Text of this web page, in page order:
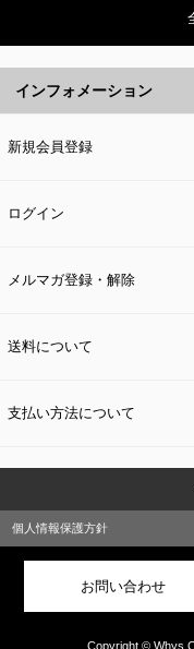
インフォメーション
新規会員登録
ログイン
メルマガ登録・解除
送料について
支払い方法について
個人情報保護方針
お問い合わせ
Copyright © Whys